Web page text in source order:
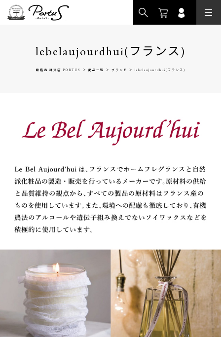
lebelaujourdhui(フランス)
姫路市 雑貨店 PORTUS > 商品一覧 > ブランド > lebelaujourdhui(フランス)